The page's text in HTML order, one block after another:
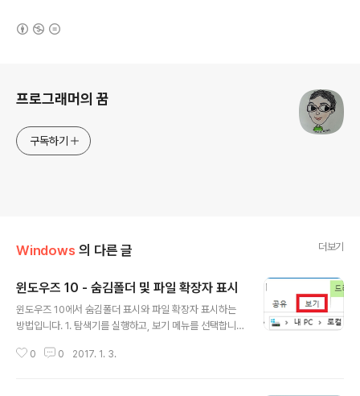
프로그래머의 꿈
구독하기
Windows 의 다른 글 더보기
윈도우즈 10 - 숨김폴더 및 파일 확장자 표시
윈도우즈 10에서 숨김폴더 표시와 파일 확장자 표시하는
방법입니다. 1. 탐색기를 실행하고, 보기 메뉴를 선택합니
에서 보기 탭을 선택합니다. 4. 폴더 옵션의 보기 탭에서 숨
0 0 2017. 1. 3.